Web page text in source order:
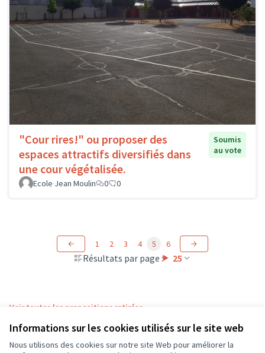
Informations sur les cookies utilisés sur le site web
Nous utilisons des cookies sur notre site Web pour améliorer la
"Cour rires!" ou proposer des
espaces attractifs diversifiés dans
une cour végétalisée.
Soumis
au vote
Ecole Jean Moulin 0 0
Résultats par page : 25
1 2 3 4 5 6
Voir toutes les propositions retirées
Conditions d'utilisation